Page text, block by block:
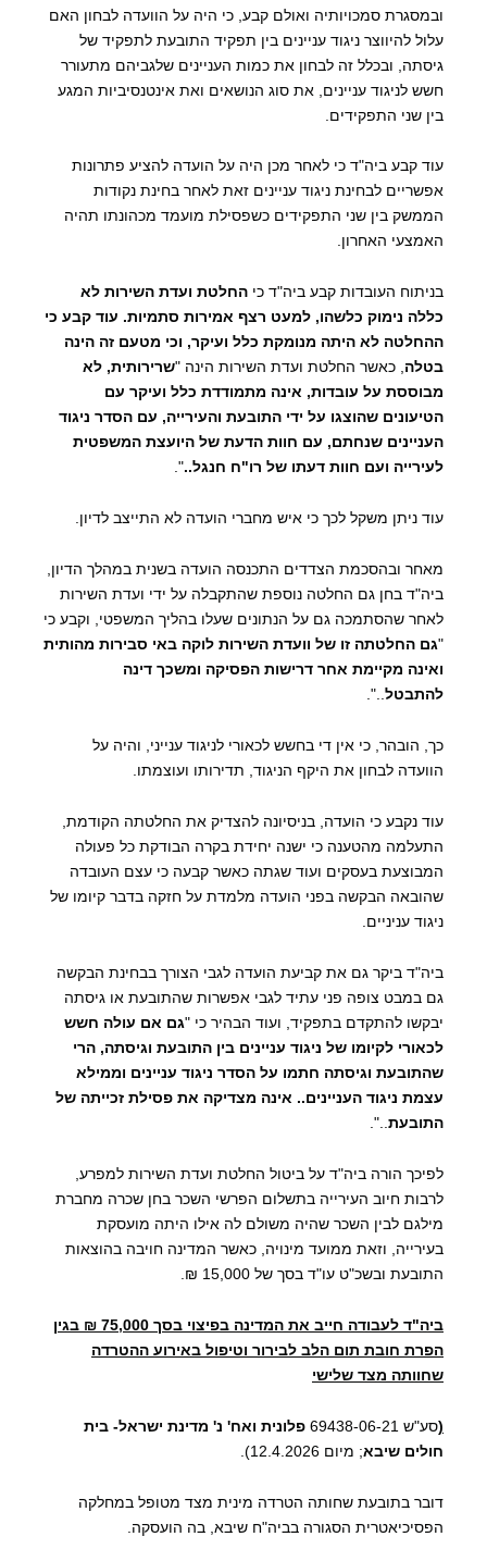
ובמסגרת סמכויותיה ואולם קבע, כי היה על הוועדה לבחון האם
עלול להיווצר ניגוד עניינים בין תפקיד התובעת לתפקיד של
גיסתה, ובכלל זה לבחון את כמות העניינים שלגביהם מתעורר
חשש לניגוד עניינים, את סוג הנושאים ואת אינטנסיביות המגע
בין שני התפקידים.
עוד קבע ביה"ד כי לאחר מכן היה על הועדה להציע פתרונות
אפשריים לבחינת ניגוד עניינים זאת לאחר בחינת נקודות
הממשק בין שני התפקידים כשפסילת מועמד מכהונתו תהיה
האמצעי האחרון.
בניתוח העובדות קבע ביה"ד כי החלטת ועדת השירות לא
כללה נימוק כלשהו, למעט רצף אמירות סתמיות. עוד קבע כי
ההחלטה לא היתה מנומקת כלל ועיקר, וכי מטעם זה הינה
בטלה, כאשר החלטת ועדת השירות הינה "שרירותית, לא
מבוססת על עובדות, אינה מתמודדת כלל ועיקר עם
הטיעונים שהוצגו על ידי התובעת והעירייה, עם הסדר ניגוד
העניינים שנחתם, עם חוות הדעת של היועצת המשפטית
לעירייה ועם חוות דעתו של רו"ח חנגל..".
עוד ניתן משקל לכך כי איש מחברי הועדה לא התייצב לדיון.
מאחר ובהסכמת הצדדים התכנסה הועדה בשנית במהלך הדיון,
ביה"ד בחן גם החלטה נוספת שהתקבלה על ידי ועדת השירות
לאחר שהסתמכה גם על הנתונים שעלו בהליך המשפטי, וקבע כי
"גם החלטתה זו של וועדת השירות לוקה באי סבירות מהותית
ואינה מקיימת אחר דרישות הפסיקה ומשכך דינה
להתבטל..".
כך, הובהר, כי אין די בחשש לכאורי לניגוד ענייני, והיה על
הוועדה לבחון את היקף הניגוד, תדירותו ועוצמתו.
עוד נקבע כי הועדה, בניסיונה להצדיק את החלטתה הקודמת,
התעלמה מהטענה כי ישנה יחידת בקרה הבודקת כל פעולה
המבוצעת בעסקים ועוד שגתה כאשר קבעה כי עצם העובדה
שהובאה הבקשה בפני הועדה מלמדת על חזקה בדבר קיומו של
ניגוד עניניים.
ביה"ד ביקר גם את קביעת הועדה לגבי הצורך בבחינת הבקשה
גם במבט צופה פני עתיד לגבי אפשרות שהתובעת או גיסתה
יבקשו להתקדם בתפקיד, ועוד הבהיר כי "גם אם עולה חשש
לכאורי לקיומו של ניגוד עניינים בין התובעת וגיסתה, הרי
שהתובעת וגיסתה חתמו על הסדר ניגוד עניינים וממילא
עצמת ניגוד העניינים.. אינה מצדיקה את פסילת זכייתה של
התובעת..".
לפיכך הורה ביה"ד על ביטול החלטת ועדת השירות למפרע,
לרבות חיוב העירייה בתשלום הפרשי השכר בחן שכרה מחברת
מילגם לבין השכר שהיה משולם לה אילו היתה מועסקת
בעירייה, וזאת ממועד מינויה, כאשר המדינה חויבה בהוצאות
התובעת ובשכ"ט עו"ד בסך של 15,000 ₪.
ביה"ד לעבודה חייב את המדינה בפיצוי בסך 75,000 ₪ בגין
הפרת חובת תום הלב לבירור וטיפול באירוע ההטרדה
שחוותה מצד שלישי
(סע"ש 69438-06-21
פלונית ואח' נ' מדינת ישראל- בית
חולים שיבא; מיום 12.4.2026).
דובר בתובעת שחותה הטרדה מינית מצד מטופל במחלקה
הפסיכיאטרית הסגורה בביה"ח שיבא, בה הועסקה.